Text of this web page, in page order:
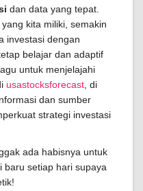
dan data yang tepat.
kita miliki, semakin
investasi dengan
belajar dan adaptif
untuk menjelajahi
usastocksforecast , di
dan sumber
strategi investasi
ada habisnya untuk
baru setiap hari supaya